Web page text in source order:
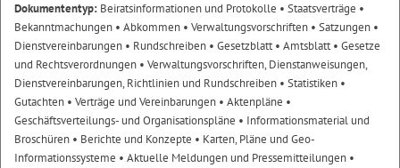
Dokumententyp: Beiratsinformationen und Protokolle • Staatsverträge •
Bekanntmachungen • Abkommen • Verwaltungsvorschriften • Satzungen •
Dienstvereinbarungen • Rundschreiben • Gesetzblatt• Amtsblatt• Gesetze
und Rechtsverordnungen • Verwaltungsvorschriften, Dienstanweisungen,
Dienstvereinbarungen, Richtlinien und Rundschreiben • Statistiken •
Gutachten • Verträge und Vereinbarungen • Aktenpläne •
Geschäftsverteilungs- und Organisationspläne • Informationsmaterial und
Broschüren • Berichte und Konzepte • Karten, Pläne und Geo-
Informationssysteme • Aktuelle Meldungen und Pressemitteilungen •